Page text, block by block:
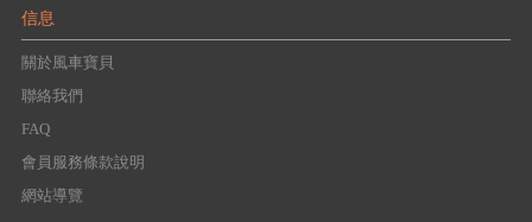
信息
關於風車寶貝
聯絡我們
FAQ
會員服務條款說明
網站導覽